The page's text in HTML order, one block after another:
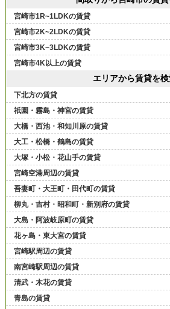
宮崎市1R~1LDKの賃貸
宮崎市2K~2LDKの賃貸
宮崎市3K~3LDKの賃貸
宮崎市4K以上の賃貸
エリアから賃貸を
下北方の賃貸
祇園・霧島・神宮の賃貸
大橋・西池・和知川原の賃貸
大工・松橋・鶴島の賃貸
大塚・小松・花山手の賃貸
宮崎空港周辺の賃貸
吾妻町・大王町・田代町の賃貸
柳丸・吉村・昭和町・新別府の賃貸
大島・阿波岐原町の賃貸
花ヶ島・東大宮の賃貸
宮崎駅周辺の賃貸
南宮崎駅周辺の賃貸
清武・木花の賃貸
青島の賃貸